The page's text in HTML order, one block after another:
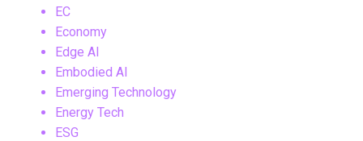
EC
Economy
Edge AI
Embodied AI
Emerging Technology
Energy Tech
ESG